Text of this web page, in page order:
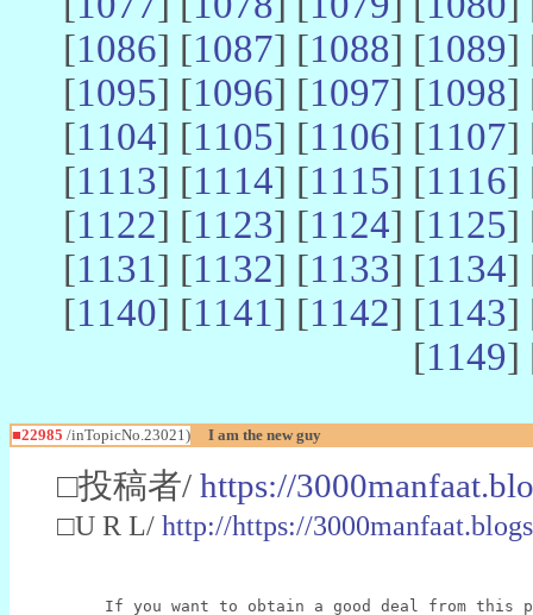
[1086] [1087] [1088] [1089]
[1095] [1096] [1097] [1098]
[1104] [1105] [1106] [1107]
[1113] [1114] [1115] [1116]
[1122] [1123] [1124] [1125]
[1131] [1132] [1133] [1134]
[1140] [1141] [1142] [1143]
[1149]
■22985 /inTopicNo.23021) I am the new guy
□投稿者/ https://
□U R L/ http://https://
If you want to obtain a good deal from this